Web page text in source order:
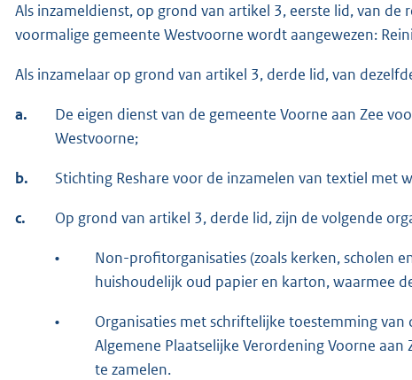
Als inzameldienst, op grond van artikel 3, eerste lid, van
voormalige gemeente Westvoorne wordt aangewezen:
Als inzamelaar op grond van artikel 3, derde lid, van
a.
De eigen dienst van de gemeente Voorne aan Zee
Westvoorne;
b. Stichting Reshare voor de inzamelen van textiel met
c. Op grond van artikel 3, derde lid, zijn de volgende
•
Non-profitorganisaties (zoals kerken, scholen
huishoudelijk oud papier en karton, waarmee
•
Organisaties met schriftelijke toestemming
Algemene Plaatselijke Verordening Voorne
te zamelen.